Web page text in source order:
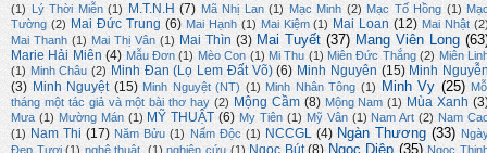
(1)
Lý Thời Miễn (1) M.T.N.H (7) Mã Nhị Lan (1) Mạc Minh (2) Mạc Tố Hồng (1)
Tường (2) Mai Đức Trung (6) Mai Hạnh (1) Mai Kiệm (1) Mai Loan (12) Mai Nhật
Mai Thanh (1) Mai Thị Vân (1) Mai Thìn (3) Mai Tuyết (37) Mang Viên Long
Marie Hải Miên (4) Mẫu Đơn (1) Mèo Con (1) Mi Thu (1) Miên Đức Thắng (2) Miên
(1) Minh Châu (2) Minh Đan (Lọ Lem Đất Võ) (6) Minh Nguyên (15) Minh
(3) Minh Nguyệt (15) Minh Nguyệt (NT) (1) Minh Nhân Tông (1) Minh Vy (25)
tháng một tác giả và một bài thơ hay (2) Mộng Cầm (8) Mộng Nam (1) Mùa Xanh
Mưa (1) Mường Mán (1) MỸ THUẬT (6) My Tiên (1) Mỹ Vân (1) Nam Art (2) Nam
(1) Nam Thi (17) Năm Bửu (1) Nấm Độc (1) NCCGL (4) Ngàn Thương (33)
Đẹp Tươi (1) nghệ thuật. (1) nghiên cứu (1) Ngọc Diệp (35) Ngọc